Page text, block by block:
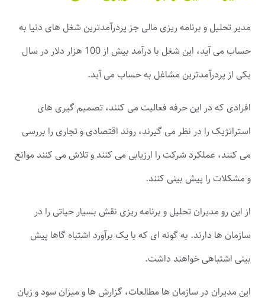
مدیر تحلیل و برنامه ریزی مالی جز پردرآمدترین شغل های دنیا به
حساب می آید، این شغل با درآمد بیش از 100 هزار دلار در سال
یکی از پردرآمدترین مشاغل به حساب می آید.
افرادی که در این حرفه فعالیت می کنند، تصمیم گیری های
استراتژیک را در نظر می گیرند، روند اقتصادی و تجاری را بررسی
می کنند، عملکرد شرکت را ارزیابی می کنند و تلاش می کنند موانع
و مشکلات را پیش بینی کنند.
از این رو مدیران تحلیل و برنامه ریزی نقش بسیار حیاتی را در
سازمان ها دارند. به گونه ای که با یک برآورد اشتباه گاها پیش
بینی اشتباهی خواهند داشت.
این مدیران در سازمان ها مطالعات، گزارش ها و میزان سود و زیان